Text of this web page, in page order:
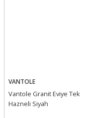
VANTOLE
Vantole Granit Eviye Tek
Hazneli Siyah